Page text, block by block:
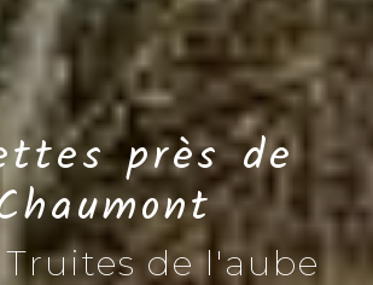
près de
Truites de l'aube